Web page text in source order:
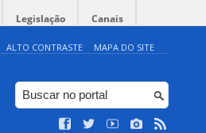
Legislação Canais
ALTO CONTRASTE MAPA DO SITE